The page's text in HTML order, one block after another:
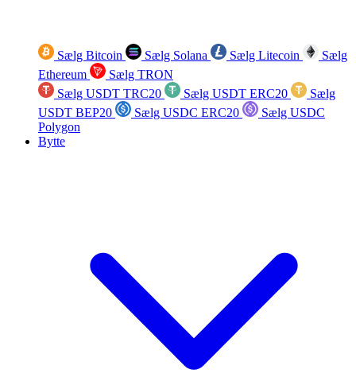
Sælg Bitcoin Sælg Solana Sælg Litecoin
Sælg
Ethereum
Sælg TRON
Sælg USDT TRC20
Sælg USDT ERC20
Sælg
USDT BEP20
Sælg USDC ERC20
Sælg USDC
Polygon
Bytte